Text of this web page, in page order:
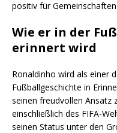
positiv für
Wie er in der
erinnert wird
Ronaldinho wird als einer
Fußballgeschichte in
seinen freudvollen Ansatz
einschließlich des FIFA-
seinen Status unter den